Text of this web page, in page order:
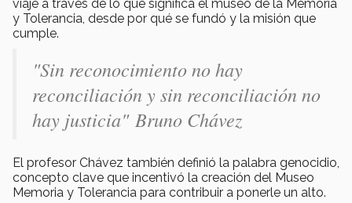
viaje a través de lo que significa el museo de la Memoria
y Tolerancia, desde por qué se fundó y la misión que
cumple.
"Sin reconocimiento no hay
reconciliación y sin reconciliación no
hay justicia" Bruno Chávez
El profesor Chávez también definió la palabra genocidio,
concepto clave que incentivó la creación del Museo
Memoria y Tolerancia para contribuir a ponerle un alto.